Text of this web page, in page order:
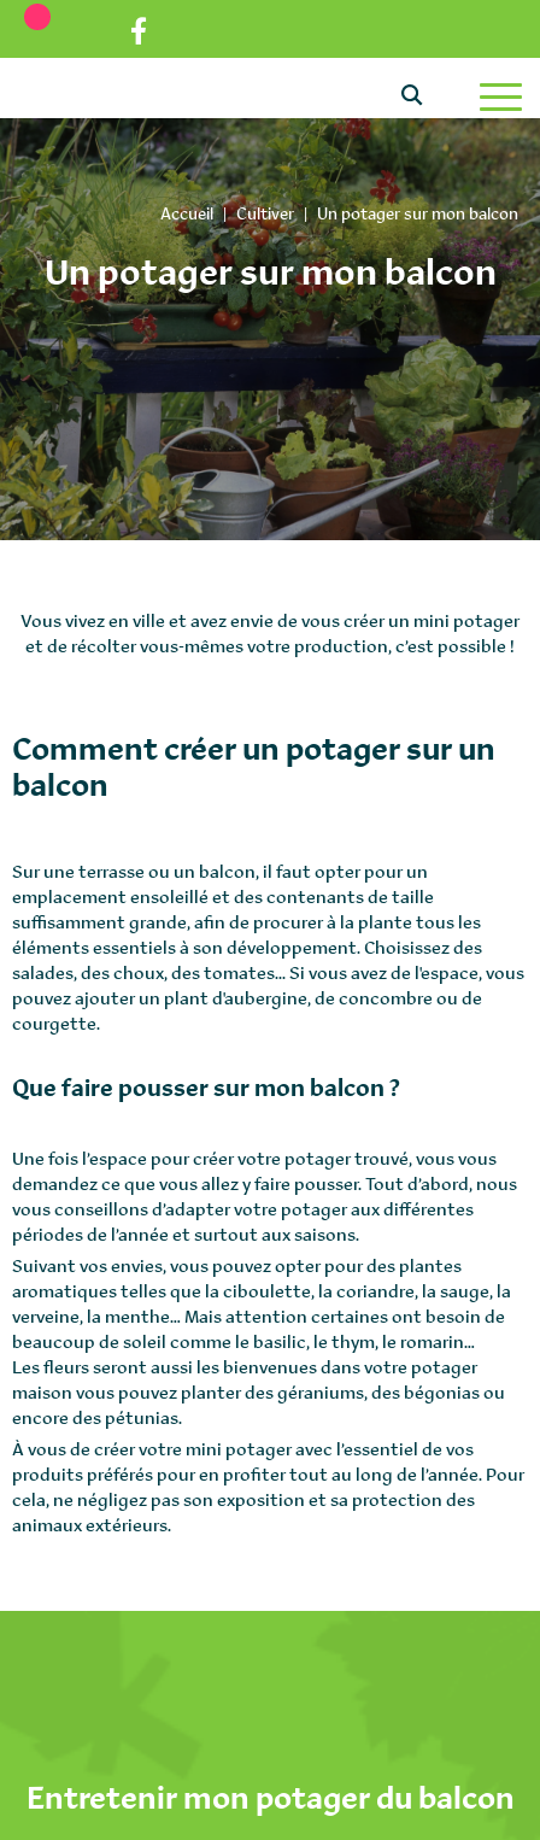
Aller au texte
Aller au menu
Passer au contenu
Menu principal
Accueil | Cultiver | Un potager sur mon balcon
Un potager sur mon balcon
Vous vivez en ville et avez envie de vous créer un mini potager
et de récolter vous-mêmes votre production, c’est possible !
Comment créer un potager sur un
balcon
Sur une terrasse ou un balcon, il faut opter pour un
emplacement ensoleillé et des contenants de taille
suffisamment grande, afin de procurer à la plante tous les
éléments essentiels à son développement. Choisissez des
salades, des choux, des tomates... Si vous avez de l'espace, vous
pouvez ajouter un plant d'aubergine, de concombre ou de
courgette.
Que faire pousser sur mon balcon ?
Une fois l’espace pour créer votre potager trouvé, vous vous
demandez ce que vous allez y faire pousser. Tout d’abord, nous
vous conseillons d’adapter votre potager aux différentes
périodes de l’année et surtout aux saisons.
Suivant vos envies, vous pouvez opter pour des plantes
aromatiques telles que la ciboulette, la coriandre, la sauge, la
verveine, la menthe… Mais attention certaines ont besoin de
beaucoup de soleil comme le basilic, le thym, le romarin…
Les fleurs seront aussi les bienvenues dans votre potager
maison vous pouvez planter des géraniums, des bégonias ou
encore des pétunias.
À vous de créer votre mini potager avec l’essentiel de vos
produits préférés pour en profiter tout au long de l’année. Pour
cela, ne négligez pas son exposition et sa protection des
animaux extérieurs.
Entretenir mon potager du balcon